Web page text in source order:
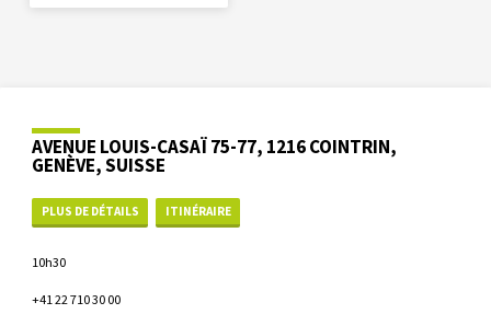
AVENUE LOUIS-CASAÏ 75-77, 1216 COINTRIN,
GENÈVE, SUISSE
PLUS DE DÉTAILS ITINÉRAIRE
10h30
+41 22 710 30 00